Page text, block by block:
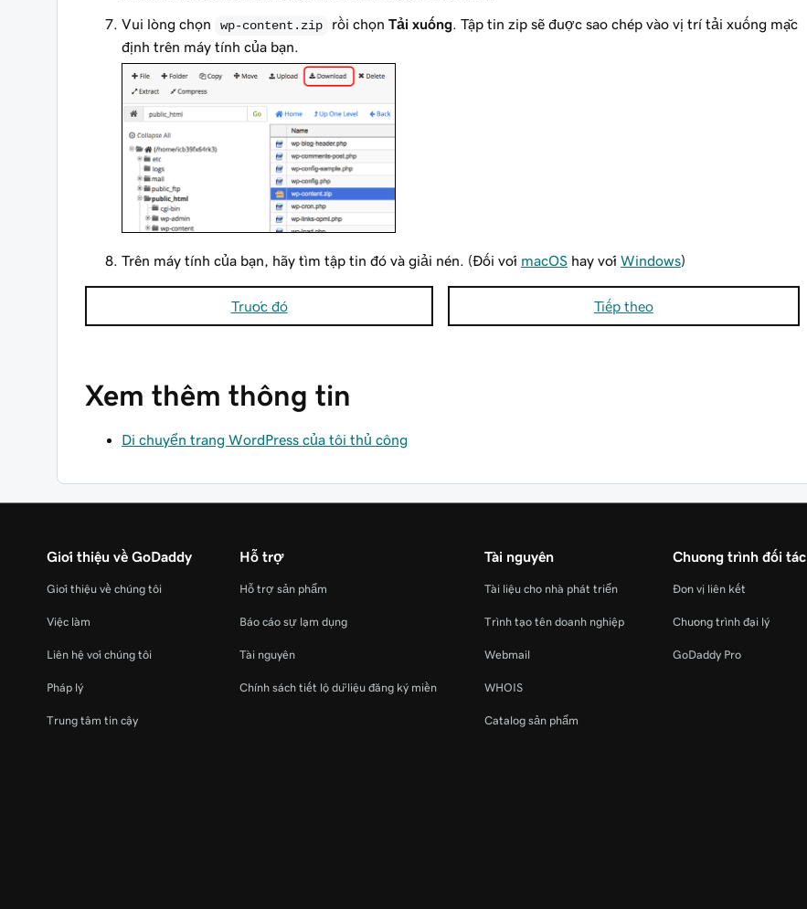
Vui lòng chọn wp-content.zip rồi chọn Tải xuống. Tập tin zip sẽ được sao chép vào vị trí tải xuống mặc
định trên máy tính của bạn.
Trên máy tính của bạn, hãy tìm tập tin đó và giải nén. (Đối với macOS hay với Windows)
Trước đó Tiếp theo
Xem thêm thông tin
Di chuyển trang WordPress của tôi thủ công
Giới thiệu về GoDaddy
Giới thiệu về chúng tôi
Việc làm
Liên hệ với chúng tôi
Pháp lý
Trung tâm tin cậy
Hỗ trợ
Hỗ trợ sản phẩm
Báo cáo sự lạm dụng
Tài nguyên
Chính sách tiết lộ dữ liệu đăng ký miền
Tài nguyên
Tài liệu cho nhà phát triển
Trình tạo tên doanh nghiệp
Webmail
WHOIS
Catalog sản phẩm
Chương trình đối tác
Đơn vị liên kết
Chương trình đại lý
GoDaddy Pro